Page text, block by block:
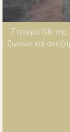
Στρώμα Silk της
ζωνών και